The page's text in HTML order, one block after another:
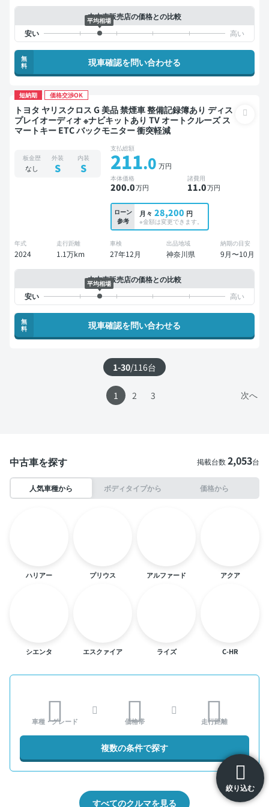
絞り込む
中古車販売店の価格との比較
平均相場
無
料
現車確認を問い合わせる
短納期 価格交渉OK
トヨタ ヤリスクロス G 美品 禁煙車 整備記録簿あり ディス
プレイオーディオ ※ナビキットあり TV オートクルーズ ス
マートキー ETC バックモニター 衝突軽減
板金歴
なし
外装
S
内装
S
支払総額
211.0 万円
本体価格
200.0万円
諸費用
11.0万円
ローン
参考
月々 28,200 円
※金額は変更できます。
年式
2024
走行距離
1.1万km
車検
27年12月
出品地域
神奈川県
納期の目安
9月〜10月
中古車販売店の価格との比較
平均相場
無
料
現車確認を問い合わせる
1-30/116台
次へ
1 2 3
中古車を探す 掲載台数2,053台
人気車種から ボディタイプから 価格から
ハリアー プリウス アルファード アクア
シエンタ エスクァイア ライズ C-HR
車種・グレード 価格帯 走行距離
複数の条件で探す
すべてのクルマを見る